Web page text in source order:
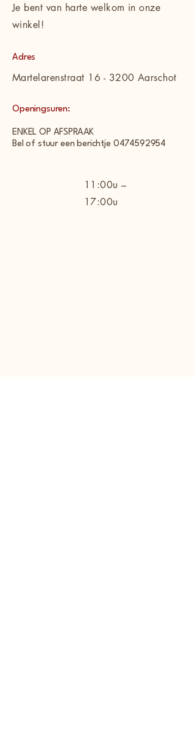
Je bent van harte welkom in onze
winkel!
Adres
Martelarenstraat 16 - 3200 Aarschot
Openingsuren:
ENKEL OP AFSPRAAK
Bel of stuur een berichtje 0474592954
11:00u –
17:00u